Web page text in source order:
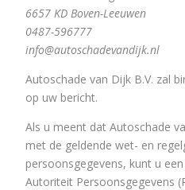
6657 KD Boven-Leeuwen
0487-596777
info@autoschadevandijk.nl
Autoschade van Dijk B.V. zal
op uw bericht.
Als u meent dat Autoschade
met de geldende wet- en
persoonsgegevens, kunt u
Autoriteit Persoonsgegevens